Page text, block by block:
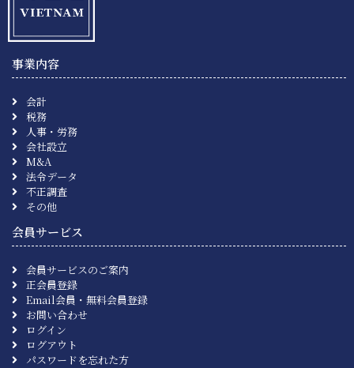
事業内容
会計
税務
人事・労務
会社設立
M&A
法令データ
不正調査
その他
会員サービス
会員サービスのご案内
正会員登録
Email会員・無料会員登録
お問い合わせ
ログイン
ログアウト
パスワードを忘れた方